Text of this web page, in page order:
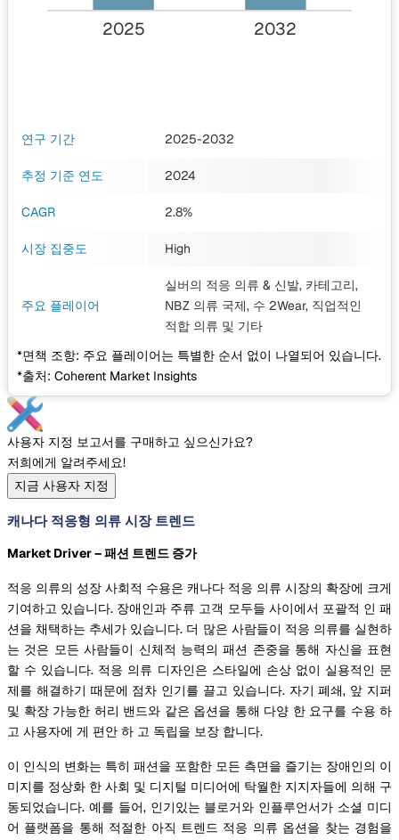
2025 2032
연구 기간 2025-2032
추정 기준 연도 2024
CAGR 2.8%
시장 집중도 High
주요 플레이어
실버의 적응 의류 & 신발, 카테고리,
NBZ 의류 국제, 수 2Wear, 직업적인
적합 의류 및 기타
*면책 조항: 주요 플레이어는 특별한 순서 없이 나열되어 있습니다.
*출처: Coherent Market Insights
사용자 지정 보고서를 구매하고 싶으신가요?
저희에게 알려주세요!
지금 사용자 지정
캐나다 적응형 의류 시장 트렌드
Market Driver – 패션 트렌드 증가
적응 의류의 성장 사회적 수용은 캐나다 적응 의류 시장의 확장에 크게
기여하고 있습니다. 장애인과 주류 고객 모두들 사이에서 포괄적 인 패
션을 채택하는 추세가 있습니다. 더 많은 사람들이 적응 의류를 실현하
는 것은 모든 사람들이 신체적 능력의 패션 존중을 통해 자신을 표현
할 수 있습니다. 적응 의류 디자인은 스타일에 손상 없이 실용적인 문
제를 해결하기 때문에 점차 인기를 끌고 있습니다. 자기 폐쇄, 앞 지퍼
및 확장 가능한 허리 밴드와 같은 옵션을 통해 다양 한 요구를 수용 하
고 사용자에 게 편안 하 고 독립을 보장 합니다.
이 인식의 변화는 특히 패션을 포함한 모든 측면을 즐기는 장애인의 이
미지를 정상화 한 사회 및 디지털 미디어에 탁월한 지지자들에 의해 구
동되었습니다. 예를 들어, 인기있는 블로거와 인플루언서가 소셜 미디
어 플랫폼을 통해 적절한 아직 트렌드 적응 의류 옵션을 찾는 경험을